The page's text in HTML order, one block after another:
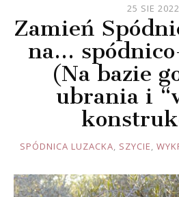
25 SIE 2022
Zamień
na…
(Na bazie
ubrania i
JOULE
SPÓDNICA LUZACKA, SZYCIE,